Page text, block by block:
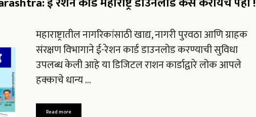
महाराष्ट्रातील नागरिकांसाठी खाद्य, नागरी पुरवठा आणि ग्राहक
संरक्षण विभागाने ई-रेशन कार्ड डाउनलोड करण्याची सुविधा
उपलब्ध केली आहे या डिजिटल राशन कार्डाद्वारे लोक आपले
हक्काचे धान्य …
Read more